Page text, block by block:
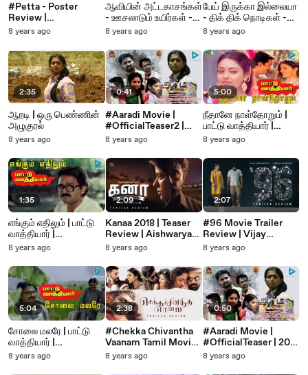
#Petta - Poster
Review |
#Thalaivar165 |
| Vijay Sethupathi |
Karthik Subburaj
8 years ago
2:35
ஆறடி | ஒரு பெண்ணின்
அழுகுரல்
8 years ago
1:35
எங்கும் எதிலும் | பாட்டு
வாத்தியார் |
இளையராஜா | Engum
Vaathiyar | Ilayaraja
8 years ago
5:04
சோலை மலரே | பாட்டு
வாத்தியார் |
இளையராஜா | Solai
8 years ago
ஆவியின் அட்டகாசங்கள்
- ஊசலாடும் உயிர்கள் -
#PadithavudanKilith
8 years ago
0:41
#Aaradi Movie |
#OfficialTeaser2 |
2018 | Vijayaraj |
8 years ago
2:09
Kanaa 2018 | Teaser
Review | Aishwarya
Rajesh | Sathyaraj |
Sivakarthikeyan
8 years ago
2:38
#Chekka Chivantha
Vaanam Tamil Movie
Trailer - Review |
8 years ago
பேய் இருக்கா இல்லையா
- திக் திக் நொடிகள் -
படித்தவுடன்
8 years ago
5:00
நீதானே நாள்தோறும் |
பாட்டு வாத்தியார் |
இளையராஜா |
Vaathiyar | Ilayaraja
8 years ago
2:07
#96 Movie Trailer
Review | Vijay
Sethupathi | Trisha
8 years ago
0:50
#Aaradi Movie |
#OfficialTeaser | 2018
| Vijayaraj, Deepika
8 years ago